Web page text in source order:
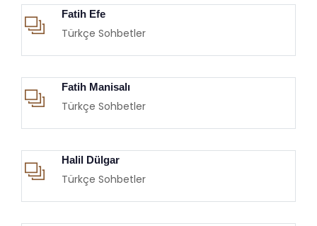
Fatih Efe
Türkçe Sohbetler
Fatih Manisalı
Türkçe Sohbetler
Halil Dülgar
Türkçe Sohbetler